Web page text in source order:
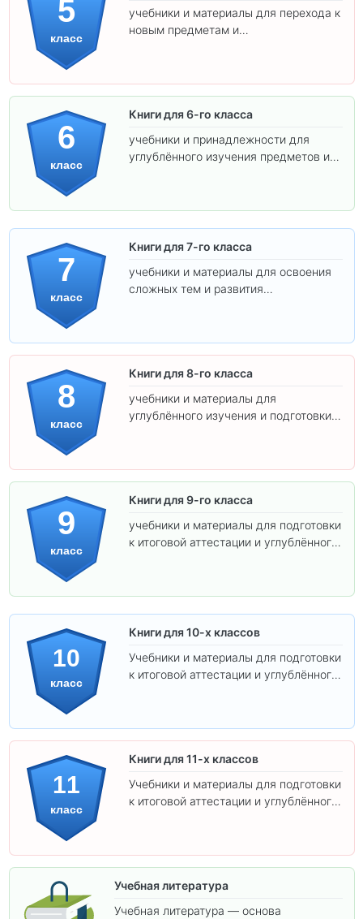
5
класс
учебники и материалы для перехода к
новым предметам и
6
класс
Книги для 6-го класса
учебники и принадлежности для
углублённого изучения предметов и
7
класс
Книги для 7-го класса
учебники и материалы для освоения
сложных тем и развития
8
класс
Книги для 8-го класса
учебники и материалы для
углублённого изучения и подготовки к
9
класс
Книги для 9-го класса
учебники и материалы для подготовки
к итоговой аттестации и углублённого
10
класс
Книги для 10-х классов
Учебники и материалы для подготовки
к итоговой аттестации и углублённого
11
класс
Книги для 11-х классов
Учебники и материалы для подготовки
к итоговой аттестации и углублённого
Учебная литература
Учебная литература — основа